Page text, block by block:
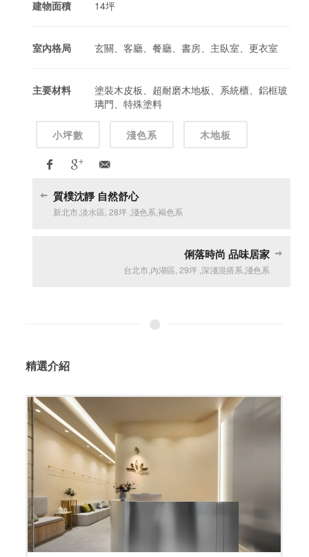
建物面積 14坪
室內格局 玄關、客廳、餐廳、書房、主臥室、更衣室
主要材料
塗裝木皮板、超耐磨木地板、系統櫃、鋁框玻
璃門、特殊塗料
小坪數 淺色系 木地板
質樸沈靜 自然舒心
新北市,淡水區 ,28坪 ,淺色系 ,褐色系
俐落時尚 品味居家
台北市, 內湖區 29坪, 深淺混搭系 淺色系
精選介紹